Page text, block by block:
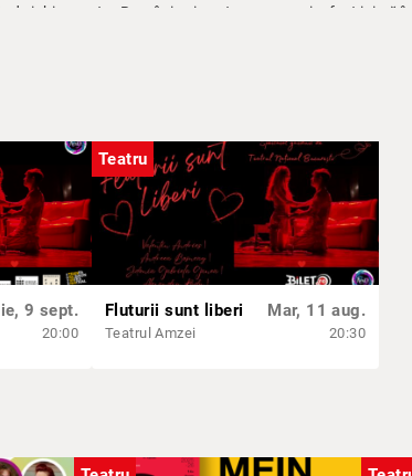
de iubire pentru România și pentru cea care i-a fost inimă în
9 sept.
20:00
Teatru
Fluturii sunt liberi
Teatrul Amzei
Mar, 11 aug.
20:30